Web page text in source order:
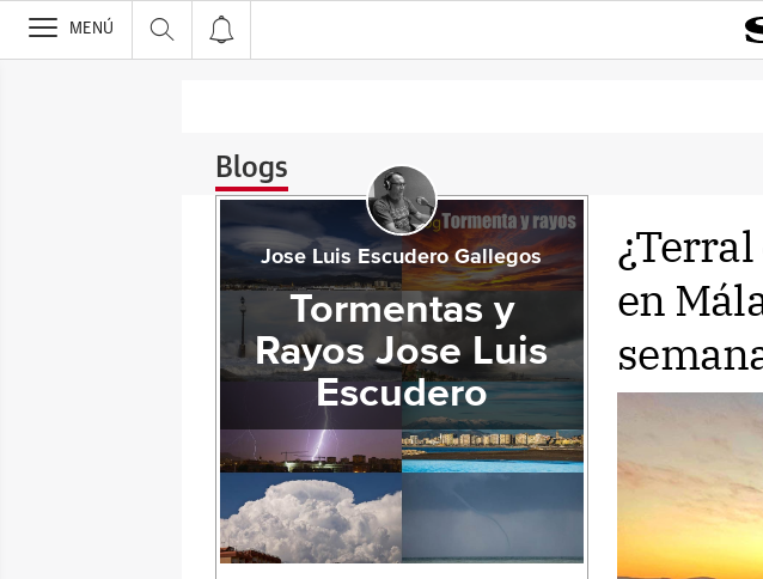
>
MENÚ
Blogs
en
Jose Luis Escudero Gallegos
Tormentas y
Rayos Jose Luis
Escudero